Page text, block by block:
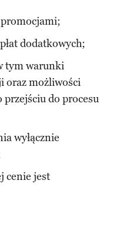
dodatkowych;
tym warunki
oraz możliwości
do procesu
wyłącznie
cenie jest